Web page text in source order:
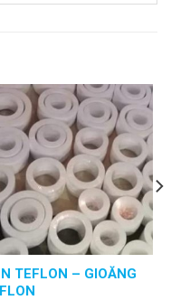
TEFLON – GIOĂNG